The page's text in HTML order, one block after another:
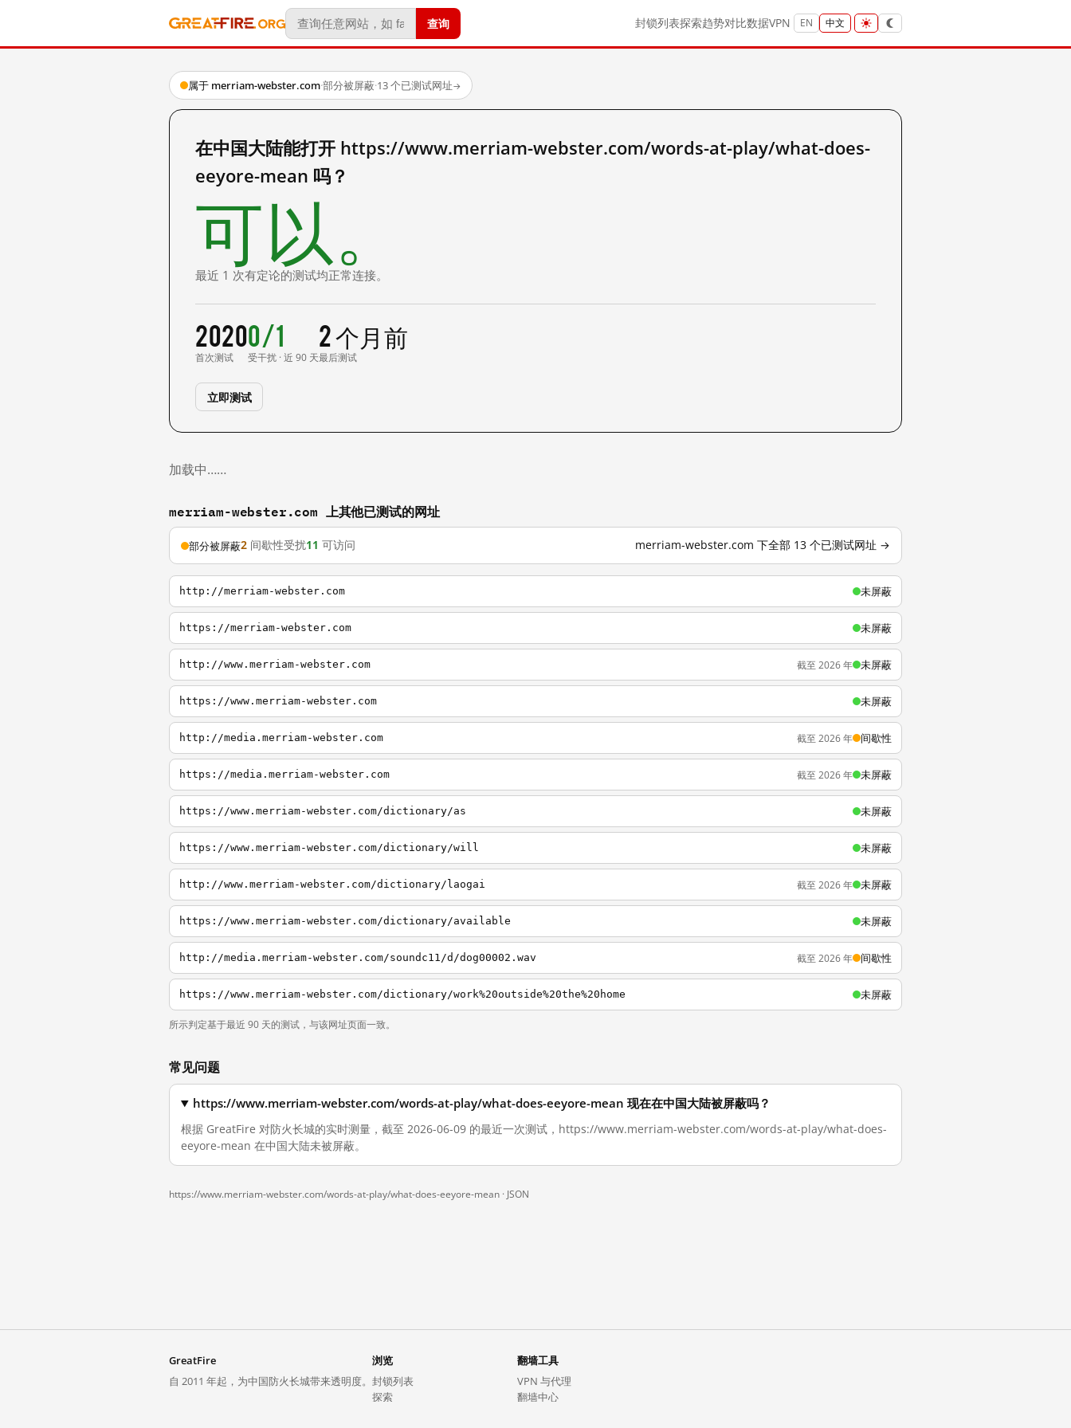
查询 封锁列表探索趋势对比数据VPN EN 中文
属于 merriam-webster.com·部分被屏蔽·13 个已测试网址→
在中国大陆能打开 https://www.merriam-webster.com/words-at-play/what-does-
eeyore-mean 吗？
可以。
最近 1 次有定论的测试均正常连接。
2020
首次测试
0/1
受干扰 · 近 90 天
2 个月前
最后测试
立即测试
加载中……
merriam-webster.com 上其他已测试的网址
部分被屏蔽2 间歇性受扰11 可访问 merriam-webster.com 下全部 13 个已测试网址 →
http://merriam-webster.com 未屏蔽
https://merriam-webster.com 未屏蔽
http://www.merriam-webster.com 截至 2026 年 未屏蔽
https://www.merriam-webster.com 未屏蔽
http://media.merriam-webster.com 截至 2026 年 间歇性
https://media.merriam-webster.com 截至 2026 年 未屏蔽
https://www.merriam-webster.com/dictionary/as 未屏蔽
https://www.merriam-webster.com/dictionary/will 未屏蔽
http://www.merriam-webster.com/dictionary/laogai 截至 2026 年 未屏蔽
https://www.merriam-webster.com/dictionary/available 未屏蔽
http://media.merriam-webster.com/soundc11/d/dog00002.wav 截至 2026 年 间歇性
https://www.merriam-webster.com/dictionary/work%20outside%20the%20home 未屏蔽
所示判定基于最近 90 天的测试，与该网址页面一致。
常见问题
https://www.merriam-webster.com/words-at-play/what-does-eeyore-mean 现在在中国大陆被屏蔽吗？
根据 GreatFire 对防火长城的实时测量，截至 2026-06-09 的最近一次测试，https://www.merriam-webster.com/words-at-play/what-does-
eeyore-mean 在中国大陆未被屏蔽。
https://www.merriam-webster.com/words-at-play/what-does-eeyore-mean · JSON
GreatFire
自 2011 年起，为中国防火长城带来透明度。
浏览
封锁列表
探索
翻墙工具
VPN 与代理
翻墙中心